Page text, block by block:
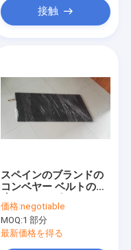
接触
スペインのブランドの
コンベヤー ベルトの加
トの加硫装置圧力袋
価格:negotiable
MOQ:1 部分
最新価格を得る